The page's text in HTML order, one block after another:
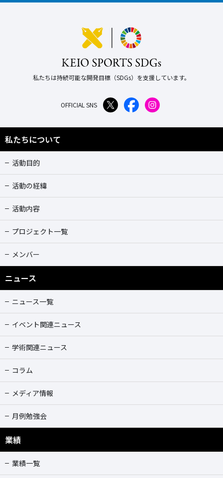
私たちは持続可能な開発目標（SDGs）を支援しています。
OFFICIAL SNS
私たちについて
活動目的
活動の経緯
活動内容
プロジェクト一覧
メンバー
ニュース
ニュース一覧
イベント関連ニュース
学術関連ニュース
コラム
メディア情報
月例勉強会
業績
業績一覧